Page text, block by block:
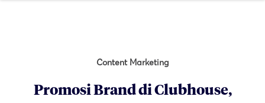
Content Marketing
Promosi Brand di Clubhouse,